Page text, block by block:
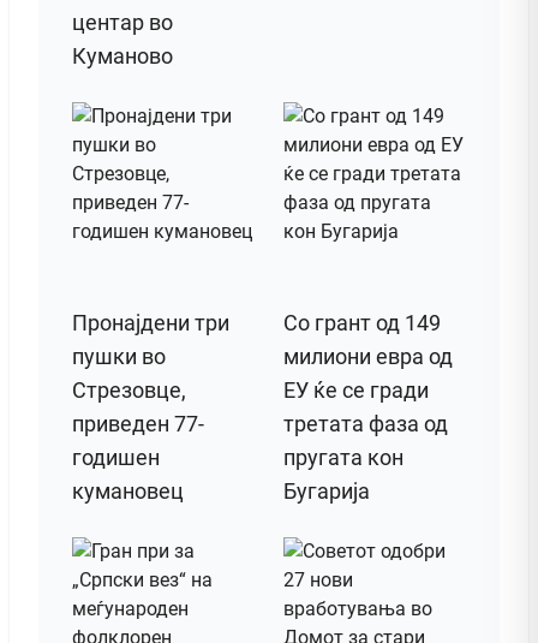
центар во
Куманово
Пронајдени три
пушки во
Стрезовце,
приведен 77-
годишен
кумановец
Со грант од 149
милиони евра од
ЕУ ќе се гради
третата фаза од
пругата кон
Бугарија